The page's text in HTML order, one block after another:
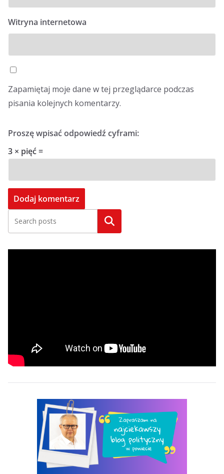
Witryna internetowa
Zapamiętaj moje dane w tej przeglądarce podczas
pisania kolejnych komentarzy.
Proszę wpisać odpowiedź cyframi:
3 × pięć =
Szukaj